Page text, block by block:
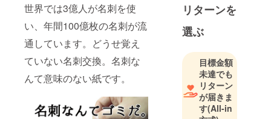
世界では3億人が名刺を使
い、年間100億枚の名刺が流
通しています。どうせ覚え
ていない名刺交換。名刺な
んて意味のない紙です。
明治大学商
学部卒業
後、菓子
メーカーに
２年営業と
して勤務。
サラリーマ
リターンを
選ぶ
目標金額
未達でも
リターン
が届きま
す(All-in